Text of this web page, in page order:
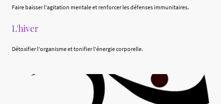
Faire baisser l'agitation mentale et renforcer les défenses immunitaires.
L'hiver
Détoxifier l'organisme et tonifier l'énergie corporelle.